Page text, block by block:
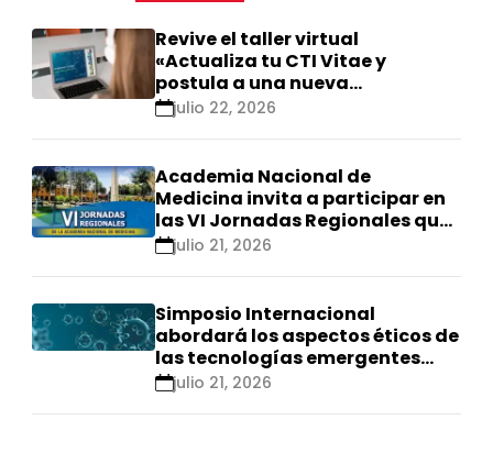
Revive el taller virtual
«Actualiza tu CTI Vitae y
postula a una nueva
calificación Renacyt»
julio 22, 2026
Academia Nacional de
Medicina invita a participar en
las VI Jornadas Regionales que
se realizarán en Ica
julio 21, 2026
Simposio Internacional
abordará los aspectos éticos de
las tecnologías emergentes
para el control de
julio 21, 2026